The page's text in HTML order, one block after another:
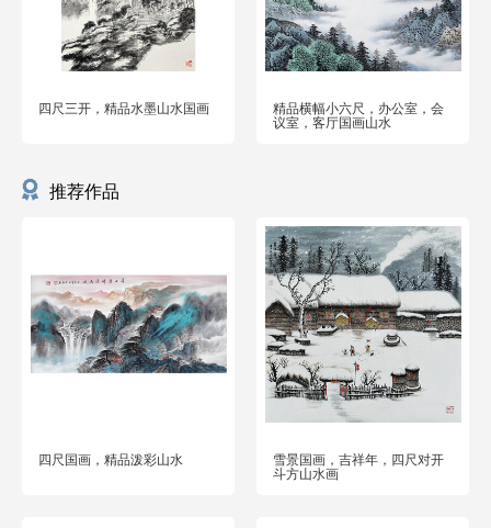
四尺三开，精品水墨山水国画
精品横幅小六尺，办公室，会
议室，客厅国画山水
推荐作品
四尺国画，精品泼彩山水
雪景国画，吉祥年，四尺对开
斗方山水画